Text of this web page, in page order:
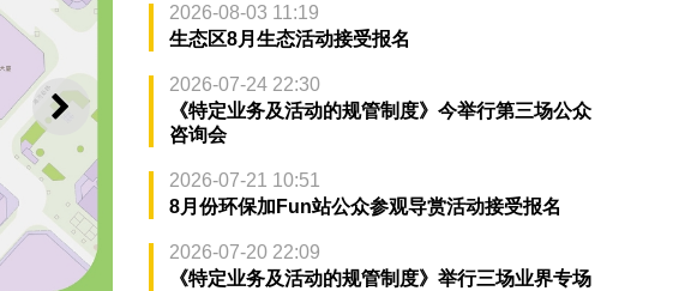
下一则
2026-08-03 11:19
生态区8月生态活动接受报名
2026-07-24 22:30
《特定业务及活动的规管制度》今举行第三场公众
咨询会
2026-07-21 10:51
8月份环保加Fun站公众参观导赏活动接受报名
2026-07-20 22:09
《特定业务及活动的规管制度》举行三场业界专场